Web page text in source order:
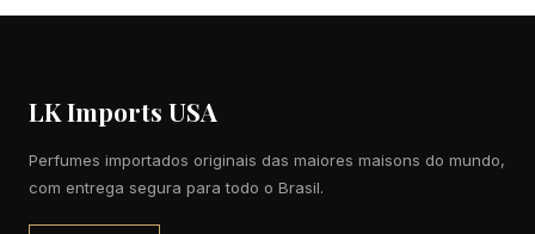
LK Imports USA
Perfumes importados originais das maiores maisons do mundo,
com entrega segura para todo o Brasil.